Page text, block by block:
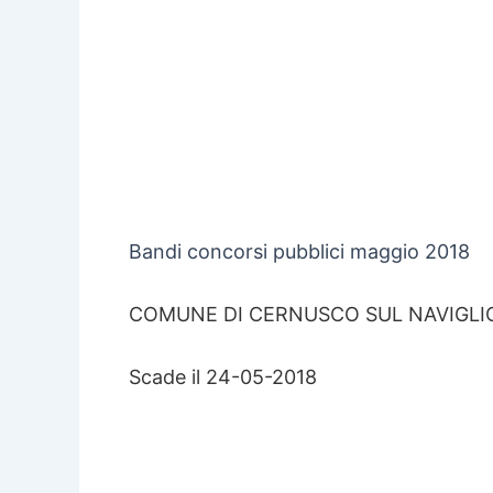
Bandi concorsi pubblici maggio 2018
COMUNE DI CERNUSCO SUL
Scade il 24-05-2018